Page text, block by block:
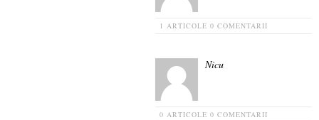
1 ARTICOLE 0 COMENTARII
Nicu
0 ARTICOLE 0 COMENTARII